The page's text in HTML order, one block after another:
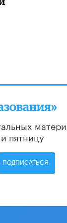
пятницу
ПОДПИСАТЬСЯ